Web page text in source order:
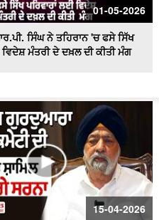
01-05-2026
ਸਿੰਘ ਨੇ ਤਹਿਰਾਨ 'ਚ ਫਸੇ ਸਿੱਖ
ਮੰਤਰੀ ਦੇ ਦਖ਼ਲ ਦੀ ਕੀਤੀ ਮੰਗ
15-04-2026